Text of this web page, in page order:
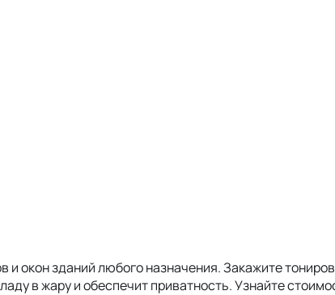
окон зданий любого назначения. Закажите
в жару и обеспечит приватность. Узнайте